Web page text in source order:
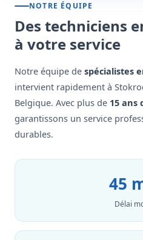
NOTRE ÉQUIPE
Des techniciens
à votre service
Notre équipe de spécialistes
intervient rapidement à
Belgique. Avec plus de 15 ans
garantissons un service
durables.
45
Délai